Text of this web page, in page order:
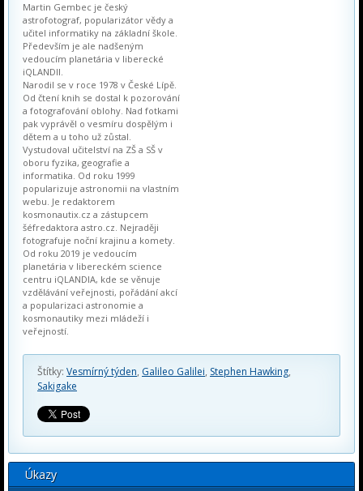
Martin Gembec je český
astrofotograf, popularizátor vědy a
učitel informatiky na základní škole.
Především je ale nadšeným
vedoucím planetária v liberecké
iQLANDII.
Narodil se v roce 1978 v České Lípě.
Od čtení knih se dostal k pozorování
a fotografování oblohy. Nad fotkami
pak vyprávěl o vesmíru dospělým i
dětem a u toho už zůstal.
Vystudoval učitelství na ZŠ a SŠ v
oboru fyzika, geografie a
informatika. Od roku 1999
popularizuje astronomii na vlastním
webu. Je redaktorem
kosmonautix.cz a zástupcem
šéfredaktora astro.cz. Nejraději
fotografuje noční krajinu a komety.
Od roku 2019 je vedoucím
planetária v libereckém science
centru iQLANDIA, kde se věnuje
vzdělávání veřejnosti, pořádání akcí
a popularizaci astronomie a
kosmonautiky mezi mládeží i
veřejností.
Štítky: Vesmírný týden, Galileo Galilei, Stephen Hawking,
Sakigake
Úkazy